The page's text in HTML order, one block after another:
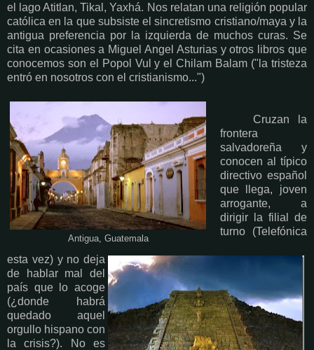
el lago Atitlan, Tikal, Yaxhá. Nos relatan una religión popular
católica en la que subsiste el sincretismo cristiano/maya y la
antigua preferencia por la izquierda de muchos curas. Se
cita en ocasiones a Miguel Angel Asturias y otros libros que
conocemos son el Popol Vul y el Chilam Balam ("la tristeza
entró en nosotros con el cristianismo...")
Antigua, Guatemala
Cruzan la
frontera
salvadoreña y
conocen al típico
directivo español
que llega, joven
arrogante, a
dirigir la filial de
turno (Telefónica
esta vez) y no deja
de hablar mal del
país que lo acoge
(¿donde habrá
quedado aquel
orgullo hispano con
la crisis?). No es